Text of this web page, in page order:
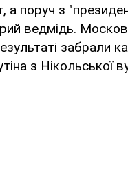
а поруч з
ведмідь.
забрали
з Нікольської